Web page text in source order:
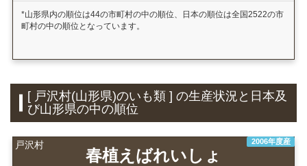
*山形県内の順位は44の市町村の中の順位、日本の順位は全国2522の市
町村の中の順位となっています。
[ 戸沢村(山形県)のいも類 ] の生産状況と日本及
び山形県の中の順位
戸沢村 2006年度産
春植えばれいしょ